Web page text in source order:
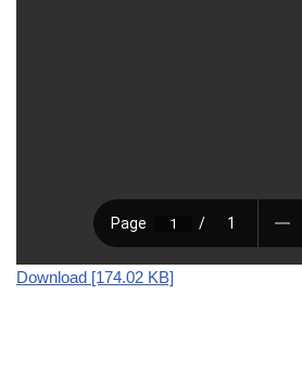
Download [174.02 KB]